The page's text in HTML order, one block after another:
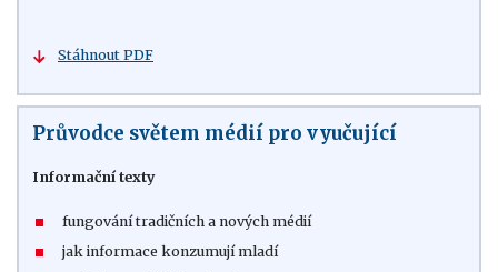
Stáhnout PDF
Průvodce světem médií pro vyučující
Informační texty
fungování tradičních a nových médií
jak informace konzumují mladí